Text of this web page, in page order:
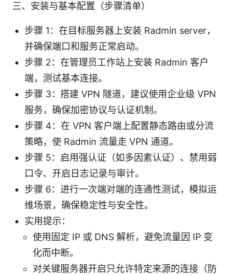
三、安装与基本配置（步骤清单）
步骤 1：在目标服务器上安装 Radmin server，
并确保端口和服务正常启动。
步骤 2：在管理员工作站上安装 Radmin 客户
端，测试基本连接。
步骤 3：搭建 VPN 隧道，建议使用企业级 VPN
服务，确保加密协议与认证机制。
步骤 4：在 VPN 客户端上配置静态路由或分流
策略，使 Radmin 流量走 VPN 通道。
步骤 5：启用强认证（如多因素认证）、禁用弱
口令、开启日志记录与审计。
步骤 6：进行一次端对端的连通性测试，模拟运
维场景，确保稳定性与安全性。
实用提示：
使用固定 IP 或 DNS 解析，避免流量因 IP 变
化而中断。
对关键服务器开启只允许特定来源的连接（防